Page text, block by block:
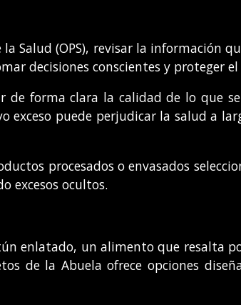
Salud (OPS), revisar la información
decisiones conscientes y proteger
forma clara la calidad de lo que
exceso puede perjudicar la salud a
procesados o envasados
excesos ocultos.
enlatado, un alimento que resalta
de la Abuela ofrece opciones